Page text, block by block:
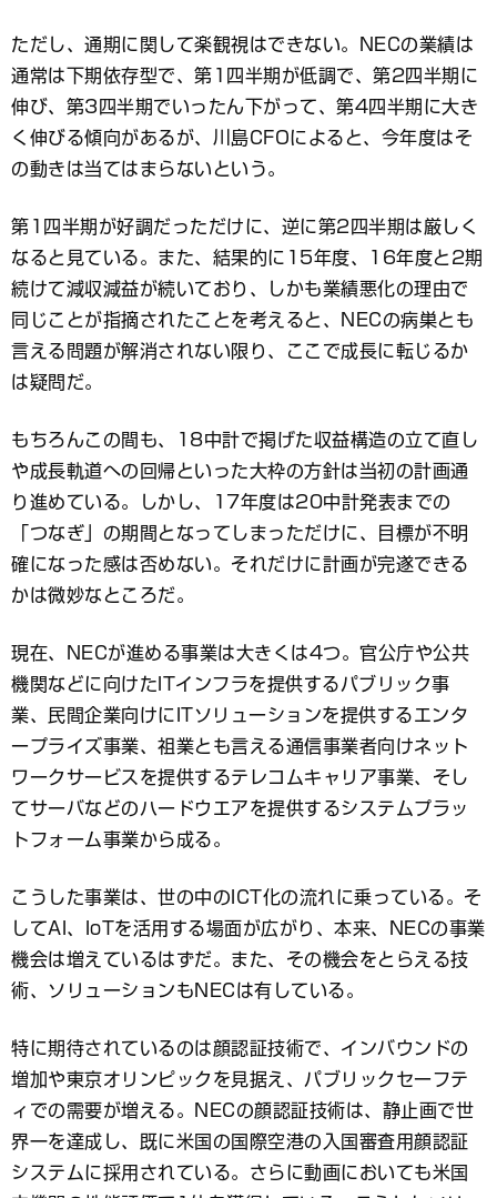
ただし、通期に関して楽観視はできない。NECの業績は
通常は下期依存型で、第1四半期が低調で、第2四半期に
伸び、第3四半期でいったん下がって、第4四半期に大き
く伸びる傾向があるが、川島CFOによると、今年度はそ
の動きは当てはまらないという。
第1四半期が好調だっただけに、逆に第2四半期は厳しく
なると見ている。また、結果的に15年度、16年度と2期
続けて減収減益が続いており、しかも業績悪化の理由で
同じことが指摘されたことを考えると、NECの病巣とも
言える問題が解消されない限り、ここで成長に転じるか
は疑問だ。
もちろんこの間も、18中計で掲げた収益構造の立て直し
や成長軌道への回帰といった大枠の方針は当初の計画通
り進めている。しかし、17年度は20中計発表までの
「つなぎ」の期間となってしまっただけに、目標が不明
確になった感は否めない。それだけに計画が完遂できる
かは微妙なところだ。
現在、NECが進める事業は大きくは4つ。官公庁や公共
機関などに向けたITインフラを提供するパブリック事
業、民間企業向けにITソリューションを提供するエンタ
ープライズ事業、祖業とも言える通信事業者向けネット
ワークサービスを提供するテレコムキャリア事業、そし
てサーバなどのハードウエアを提供するシステムプラッ
トフォーム事業から成る。
こうした事業は、世の中のICT化の流れに乗っている。そ
してAI、IoTを活用する場面が広がり、本来、NECの事業
機会は増えているはずだ。また、その機会をとらえる技
術、ソリューションもNECは有している。
特に期待されているのは顔認証技術で、インバウンドの
増加や東京オリンピックを見据え、パブリックセーフテ
ィでの需要が増える。NECの顔認証技術は、静止画で世
界一を達成し、既に米国の国際空港の入国審査用顔認証
システムに採用されている。さらに動画においても米国